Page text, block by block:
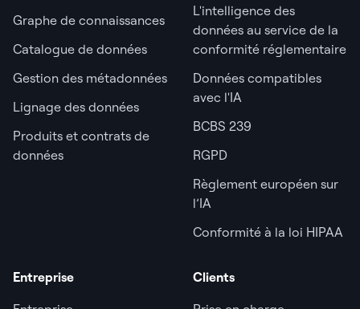
Graphe de connaissances
Catalogue de données
Gestion des métadonnées
Lignage des données
Produits et contrats de
données
L'intelligence des
données au service de la
conformité réglementaire
Données compatibles
avec l'IA
BCBS 239
RGPD
Règlement européen sur
l’IA
Conformité à la loi HIPAA
Entreprise
Clients